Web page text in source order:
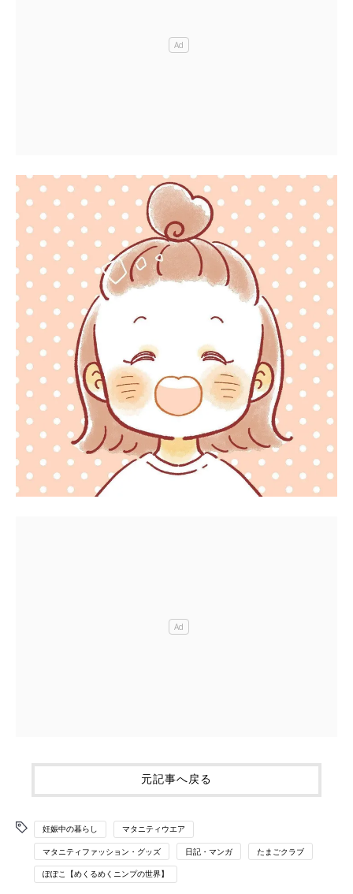
元記事へ戻る
妊娠中の暮らし マタニティウエア
マタニティファッション・グッズ 日記・マンガ たまごクラブ
ぽぽこ【めくるめくニンプの世界】